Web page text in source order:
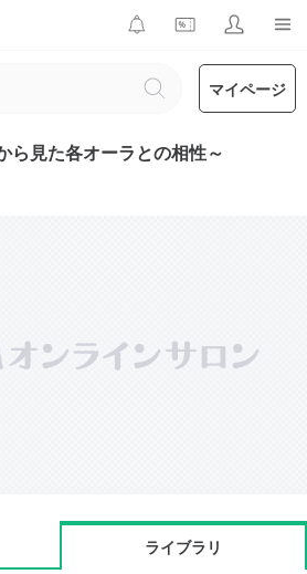
マイページ
ら見た各オーラとの相性～
ライブラリ